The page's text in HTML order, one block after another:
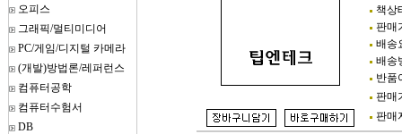
오피스
그래픽/멀티미디어
PC/게임/디지털 카메라
(개발)방법론/레퍼런스
컴퓨터공학
컴퓨터수험서
DB
책상
판매
배송
배송
반품
판매
판매